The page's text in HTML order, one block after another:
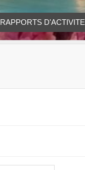
RAPPORTS D'ACTIVITE